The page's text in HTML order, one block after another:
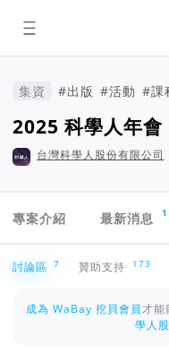
集資 #出版 #活動 #課
2025 科學人年會
台灣科學人股份有限公司
專案介紹
最新消息 1
討論區 7 贊助支持 173
成為 WaBay 挖貝會員才能
學人